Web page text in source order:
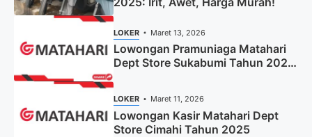
LOKER Maret 13, 2026
Lowongan Pramuniaga Matahari
Dept Store Sukabumi Tahun 2025
LOKER Maret 11, 2026
Lowongan Kasir Matahari Dept
Store Cimahi Tahun 2025